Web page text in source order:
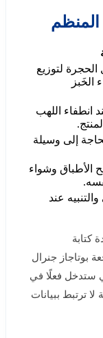
لتوزيع
الخَبز
انطفاء اللهب
إلى وسيلة
الأطباق وشواء
عند
كتابة
بوتاجاز جنرال
التي ستدخل فعلًا في
ترتبط ببيانات